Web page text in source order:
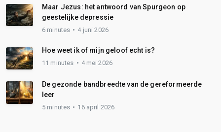
Maar Jezus: het antwoord van Spurgeon op
geestelijke depressie
6 minutes 4 juni 2026
Hoe weet ik of mijn geloof echt is?
11 minutes 4 mei 2026
De gezonde bandbreedte van de gereformeerde
leer
5 minutes 16 april 2026